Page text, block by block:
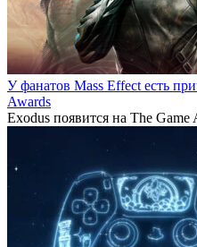
У фанатов Mass Effect есть
Awards
Exodus появится на The